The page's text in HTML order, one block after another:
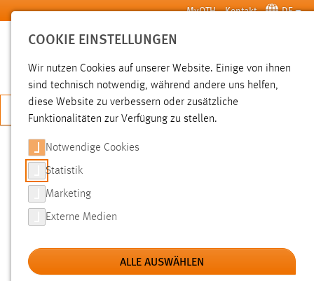
Zum Hauptinhalt springen MyOTH Kontakt DE
SUCHE
JETZT BEWERBEN
SUCHE
FILTER
Typ
COOKIE EINSTELLUNGEN
Wir nutzen Cookies auf unserer Website. Einige von ihnen
sind technisch notwendig, während andere uns helfen,
diese Website zu verbessern oder zusätzliche
Funktionalitäten zur Verfügung zu stellen.
Notwendige Cookies
Statistik
Marketing
Externe Medien
ALLE AUSWÄHLEN